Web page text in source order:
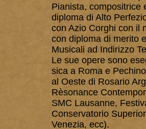
Pianista, compositrice
diploma di Alto
con Azio Corghi con il
con diploma di merito
Musicali ad Indirizzo
Le sue opere sono
sica a Roma e
al Oeste di Rosario
Rèsonance
SMC Lausanne,
Conservatorio
Venezia, ecc).